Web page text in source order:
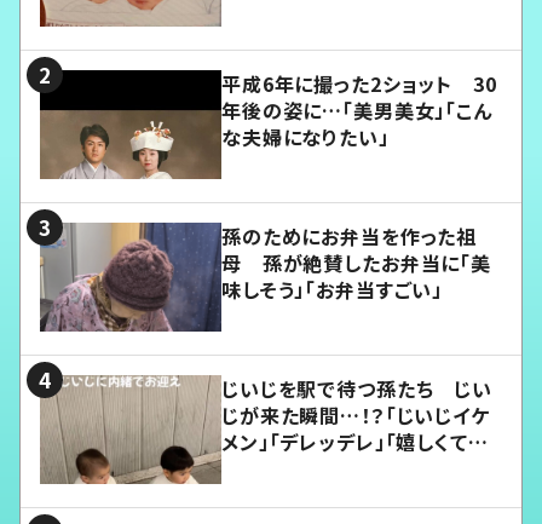
平成6年に撮った2ショット 30
年後の姿に…「美男美女」「こん
な夫婦になりたい」
孫のためにお弁当を作った祖
母 孫が絶賛したお弁当に「美
味しそう」「お弁当すごい」
じいじを駅で待つ孫たち じい
じが来た瞬間…！？「じいじイケ
メン」「デレッデレ」「嬉しくて可